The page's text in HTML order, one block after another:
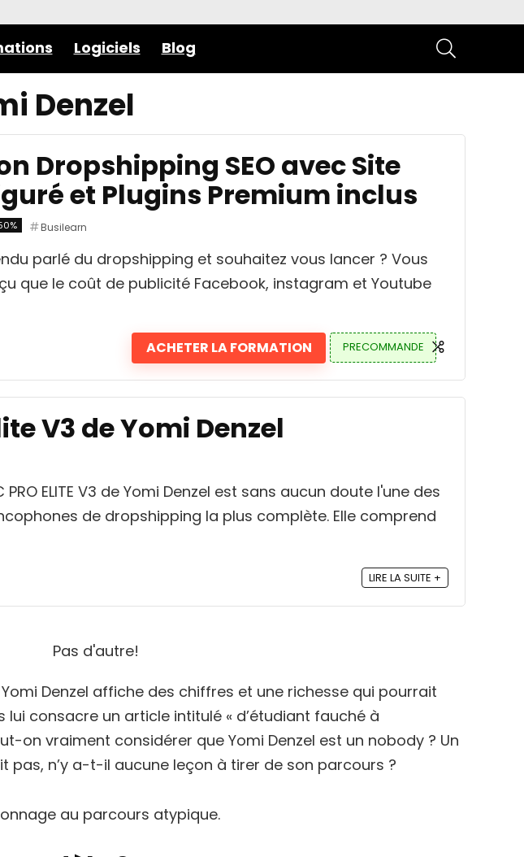
Logiciels Blog
Denzel
Dropshipping SEO avec Site
et Plugins Premium inclus
Busilearn
parlé du dropshipping et souhaitez vous lancer ? Vous
que le coût de publicité Facebook, instagram et Youtube
ACHETER LA FORMATION PRECOMMANDE
V3 de Yomi Denzel
ELITE V3 de Yomi Denzel est sans aucun doute l'une des
de dropshipping la plus complète. Elle comprend
LIRE LA SUITE +
Pas d'autre!
Denzel affiche des chiffres et une richesse qui pourrait
lui consacre un article intitulé « d’étudiant fauché à
on vraiment considérer que Yomi Denzel est un nobody ? Un
pas, n’y a-t-il aucune leçon à tirer de son parcours ?
au parcours atypique.